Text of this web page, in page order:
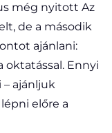
még nyitott Az
de a második
ajánlani:
oktatással. Ennyi
ajánljuk
előre a